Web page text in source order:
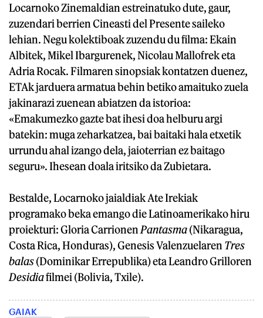
Locarnoko Zinemaldian estreinatuko dute, gaur,
zuzendari berrien Cineasti del Presente saileko
lehian. Negu kolektiboak zuzendu du filma: Ekain
Albitek, Mikel Ibargurenek, Nicolau Mallofrek eta
Adria Rocak. Filmaren sinopsiak kontatzen duenez,
ETAk jarduera armatua behin betiko amaituko zuela
jakinarazi zuenean abiatzen da istorioa:
«Emakumezko gazte bat ihesi doa helburu argi
batekin: muga zeharkatzea, bai baitaki hala etxetik
urrundu ahal izango dela, jaioterrian ez baitago
seguru». Ihesean doala iritsiko da Zubietara.
Bestalde, Locarnoko jaialdiak Ate Irekiak
programako beka emango die Latinoamerikako hiru
proiekturi: Gloria Carrionen Pantasma(Nikaragua,
Costa Rica, Honduras), Genesis Valenzuelaren Tres
balas(Dominikar Errepublika) eta Leandro Grilloren
Desidiafilmei (Bolivia, Txile).
GAIAK